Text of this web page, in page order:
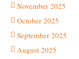
November 2025
October 2025
September 2025
August 2025